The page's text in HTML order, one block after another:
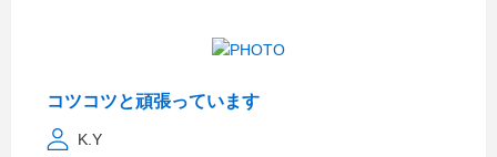
コツコツと頑張っています
K.Y